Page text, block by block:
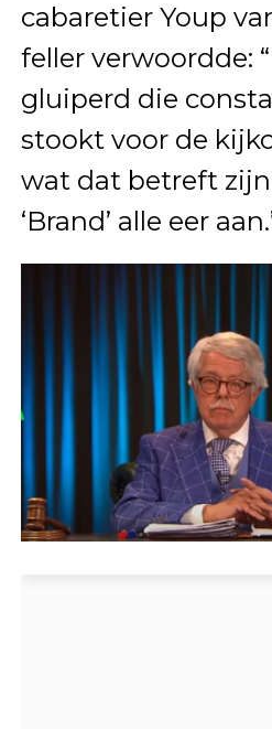
cabaretier Youp
feller verwoordde:
gluiperd die
stookt voor de
wat dat betreft
‘Brand’ alle eer